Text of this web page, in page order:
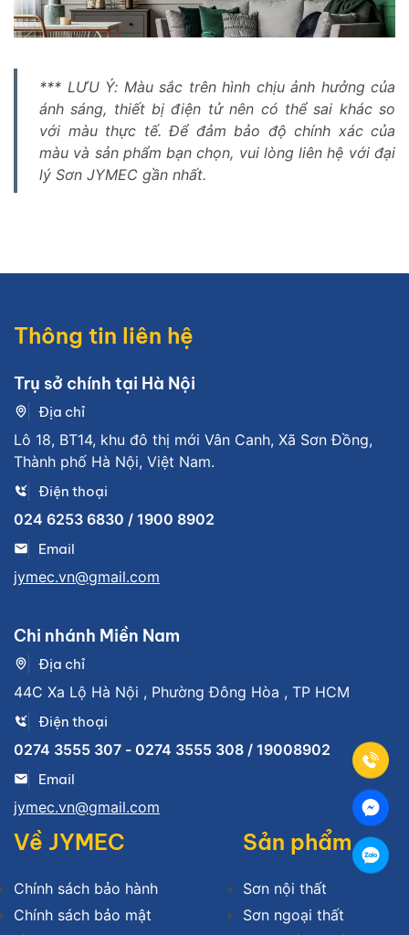
*** LƯU Ý: Màu sắc trên hình chịu ảnh hưởng của
ánh sáng, thiết bị điện tử nên có thể sai khác so
với màu thực tế. Để đảm bảo độ chính xác của
màu và sản phẩm bạn chọn, vui lòng liên hệ với đại
lý Sơn JYMEC gần nhất.
Thông tin liên hệ
Trụ sở chính tại Hà Nội
Địa chỉ
Lô 18, BT14, khu đô thị mới Vân Canh, Xã Sơn Đồng,
Thành phố Hà Nội, Việt Nam.
Điện thoại
024 6253 6830 / 1900 8902
Email
jymec.vn@gmail.com
Chi nhánh Miền Nam
Địa chỉ
44C Xa Lộ Hà Nội , Phường Đông Hòa , TP HCM
Điện thoại
0274 3555 307 - 0274 3555 308 / 19008902
Email
jymec.vn@gmail.com
Về JYMEC
Chính sách bảo hành
Chính sách bảo mật
Sản phẩm
Sơn nội thất
Sơn ngoại thất